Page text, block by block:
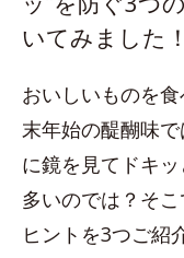
いてみました！
おいしいものを
末年始の醍醐味
に鏡を見てドキ
多いのでは？そ
ヒントを3つご紹